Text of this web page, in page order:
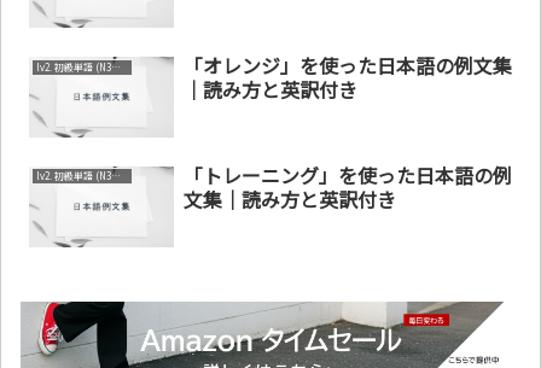
lv2. 初級単語 (N3～N4)
「オレンジ」を使った日本語の例文集
｜読み方と英訳付き
lv2. 初級単語 (N3～N4)
「トレーニング」を使った日本語の例
文集｜読み方と英訳付き